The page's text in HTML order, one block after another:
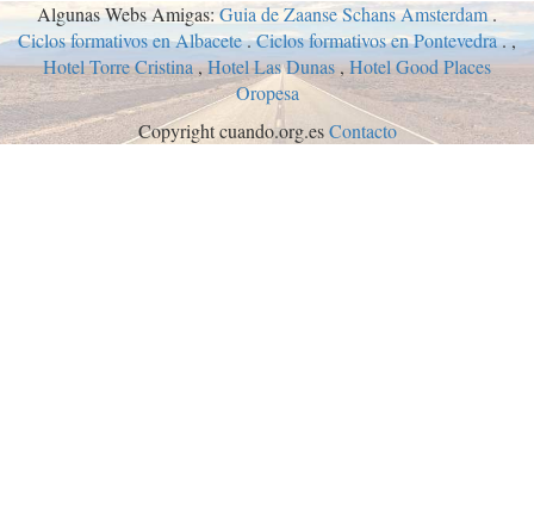
Algunas Webs Amigas: Guia de Zaanse Schans Amsterdam.
Ciclos formativos en Albacete.Ciclos formativos en Pontevedra. ,
Hotel Torre Cristina,Hotel Las Dunas,Hotel Good Places
Oropesa
Copyright cuando.org.esContacto